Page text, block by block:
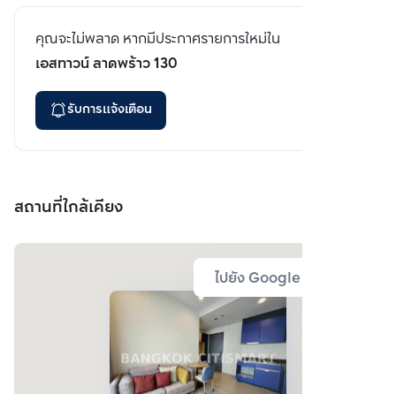
คุณจะไม่พลาด หากมีประกาศรายการใหม่ใน
เอสทาวน์ ลาดพร้าว 130
รับการแจ้งเตือน
สถานที่ใกล้เคียง
ไปยัง Google Map